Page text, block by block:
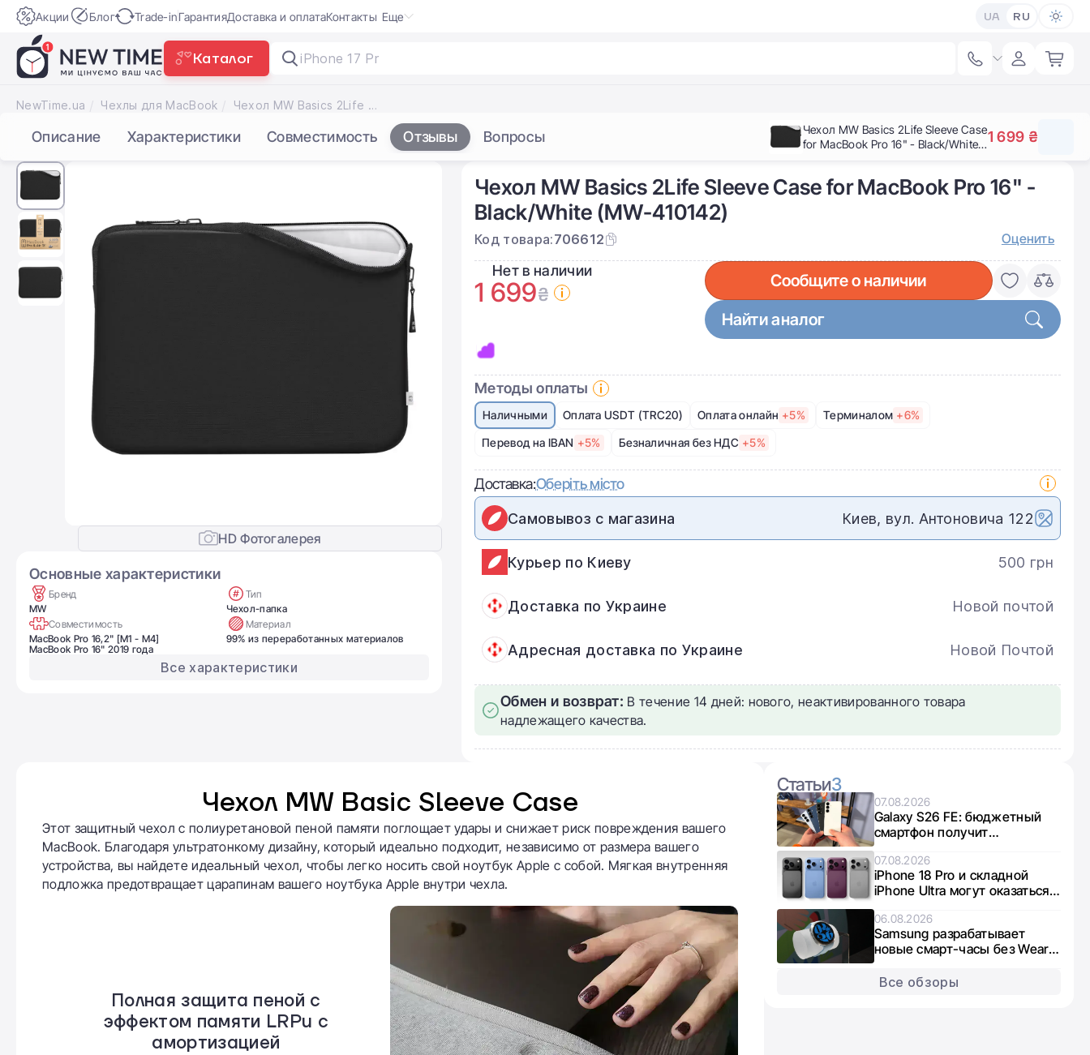
Акции Блог Trade-inГарантияДоставка и оплатаКонтакты Еще UA RU
Каталог iPhone 17 Pro
NewTime.ua Чехлы для MacBook Чехол MW Basics 2Life Sleeve Case for MacBook Pro 16" - Black/White (MW-410142)
Описание Характеристики Совместимость Отзывы Вопросы
Чехол MW Basics 2Life Sleeve Case
for MacBook Pro 16" - Black/White
1 699 ₴
Чехол MW Basics 2Life Sleeve Case for MacBook Pro 16" -
Black/White (MW-410142)
Код товара:706612 Оценить
Нет в наличии
1 699₴
Сообщите о наличии
Найти аналог
Методы оплаты
Наличными Оплата USDT (TRC20) Оплата онлайн +5% Терминалом +6%
Перевод на IBAN +5% Безналичная без НДС +5%
Доставка:Оберіть місто
Самовывоз с магазина Киев, вул. Антоновича 122
Курьер по Киеву 500 грн
Доставка по Украине Новой почтой
Адресная доставка по Украине Новой Почтой
Обмен и возврат: В течение 14 дней: нового, неактивированного товара
надлежащего качества.
HD Фотогалерея
Основные характеристики
Бренд
MW
Тип
Чехол-папка
Совместимость
MacBook Pro 16,2" [M1 - M4]
MacBook Pro 16" 2019 года
Материал
99% из переработанных материалов
Все характеристики
Чехол MW Basic Sleeve Case
Этот защитный чехол с полиуретановой пеной памяти поглощает удары и снижает риск повреждения вашего
MacBook. Благодаря ультратонкому дизайну, который идеально подходит, независимо от размера вашего
устройства, вы найдете идеальный чехол, чтобы легко носить свой ноутбук Apple с собой. Мягкая внутренняя
подложка предотвращает царапинам вашего ноутбука Apple внутри чехла.
Полная защита пеной с
эффектом памяти LRPu с
амортизацией
Статьи3
07.08.2026
Galaxy S26 FE: бюджетный
смартфон получит
интересный микс чипов от
Exynos и Snapdragon
07.08.2026
iPhone 18 Pro и складной
iPhone Ultra могут оказаться в
дефиците из-за нехватки
памяти
06.08.2026
Samsung разрабатывает
новые смарт-часы без Wear
OS: что известно о Galaxy
Aero
Все обзоры